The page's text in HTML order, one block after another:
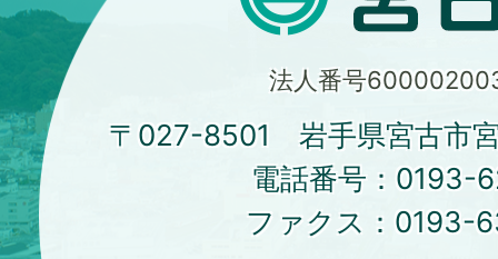
法人番号
〒027-8501 岩手県宮古市
電話番号： 0193-
ファクス： 0193-